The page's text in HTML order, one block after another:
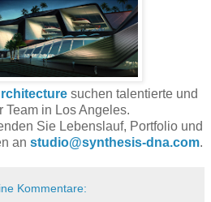
suchen talentierte und
Team in Los Angeles.
Sie Lebenslauf, Portfolio und
an studio@synthesis-dna.com.
Kommentare: